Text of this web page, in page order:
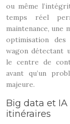
ou même
temps réel
maintenance, une
optimisation
wagon détectant
le centre de
avant qu’un
majeure.
Big data et
itinéraires